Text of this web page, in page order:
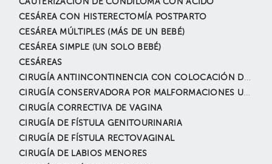
CAUTERIZACIÓN DE CONDILOMA CON ÁCIDO
CESÁREA CON HISTERECTOMÍA POSTPARTO
CESÁREA MÚLTIPLES (MÁS DE UN BEBÉ)
CESÁREA SIMPLE (UN SOLO BEBÉ)
CESÁREAS
CIRUGÍA ANTIINCONTINENCIA CON COLOCACIÓN DE SLING
CIRUGÍA CONSERVADORA POR MALFORMACIONES UTERINAS
CIRUGÍA CORRECTIVA DE VAGINA
CIRUGÍA DE FÍSTULA GENITOURINARIA
CIRUGÍA DE FÍSTULA RECTOVAGINAL
CIRUGÍA DE LABIOS MENORES